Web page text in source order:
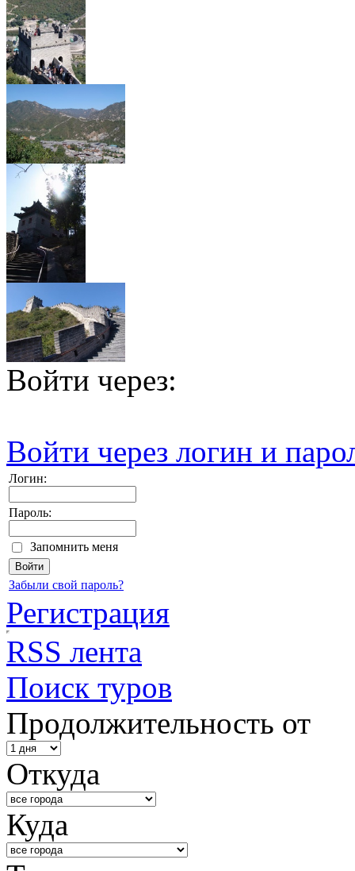
Войти через:
Войти через логин и
Логин:
Пароль:
Запомнить меня
Забыли свой пароль?
Регистрация
RSS лента
Поиск туров
Продолжительность от
Откуда
Куда